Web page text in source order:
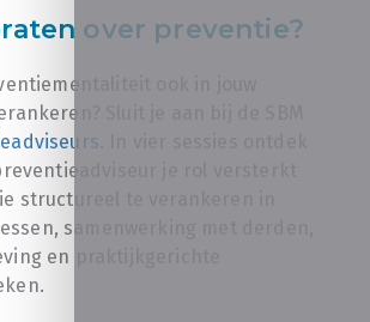
over preventie?
ook in jouw
Sluit je aan bij de SBM
je rol versterkt
structureel te verankeren in
samenwerking met derden,
en praktijkgerichte